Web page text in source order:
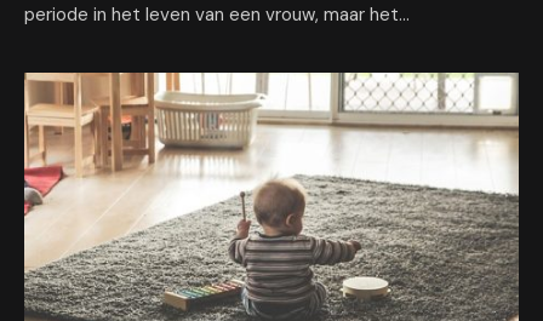
periode in het leven van een vrouw, maar het…